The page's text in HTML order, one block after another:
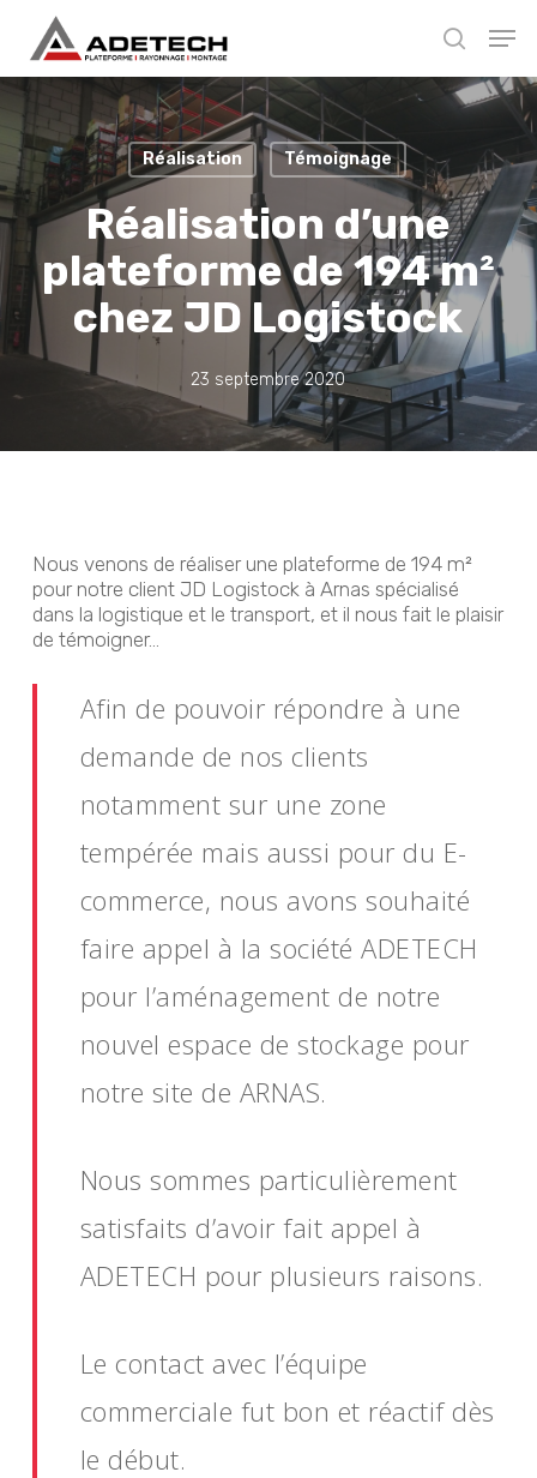
main
search
Réalisation Témoignage
Réalisation d’une
plateforme de 194 m²
chez JD Logistock
23 septembre 2020
Nous venons de réaliser une plateforme de 194 m²
pour notre client JD Logistock à Arnas spécialisé
dans la logistique et le transport, et il nous fait le plaisir
de témoigner…
Afin de pouvoir répondre à une
demande de nos clients
notamment sur une zone
tempérée mais aussi pour du E-
commerce, nous avons souhaité
faire appel à la société ADETECH
pour l’aménagement de notre
nouvel espace de stockage pour
notre site de ARNAS.
Nous sommes particulièrement
satisfaits d’avoir fait appel à
ADETECH pour plusieurs raisons.
Le contact avec l’équipe
commerciale fut bon et réactif dès
le début.
Close
Menu